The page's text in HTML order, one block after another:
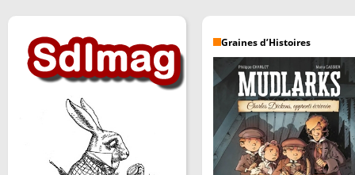
Graines d’Histoires